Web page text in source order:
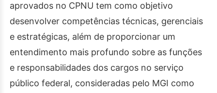
aprovados no CPNU tem como objetivo
desenvolver competências técnicas, gerenciais
e estratégicas, além de proporcionar um
entendimento mais profundo sobre as funções
e responsabilidades dos cargos no serviço
público federal, consideradas pelo MGI como